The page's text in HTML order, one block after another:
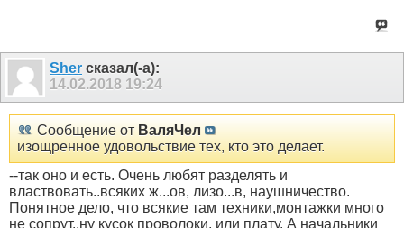
Sher сказал(-а):
14.02.2018 19:24
Сообщение от ВаляЧел
изощренное удовольствие тех, кто это делает.
--так оно и есть. Очень любят разделять и
властвовать..всяких ж...ов, лизо...в, наушничество.
Понятное дело, что всякие там техники,монтажки много
не сопрут..ну кусок проволоки, или плату. А начальники